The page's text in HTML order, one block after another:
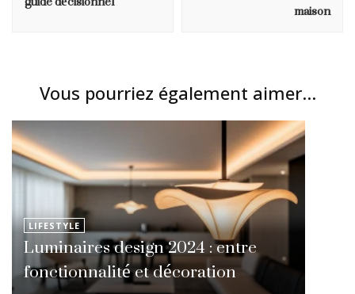
maison
Vous pourriez également aimer...
LIFESTYLE
Luminaires design 2024 : entre
fonctionnalité et décoration